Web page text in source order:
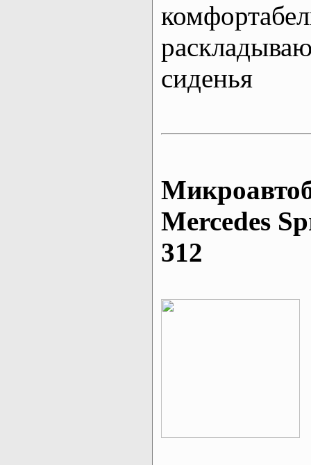
сиденья
Mеrcedes
312